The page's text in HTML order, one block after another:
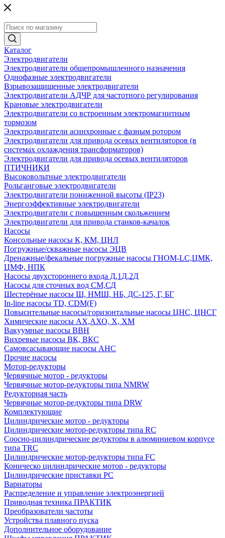
Каталог
Электродвигатели
Электродвигатели общепромышленного назначения
Однофазные электродвигатели
Взрывозащищенные электродвигатели
Электродвигатели АДЧР для частотного регулирования
Крановые электродвигатели
Электродвигатели со встроенным электромагнитным
тормозом
Электродвигатели асинхронные с фазным ротором
Электродвигатели для привода осевых вентиляторов (в
системах охлаждения трансформаторов)
Электродвигатели для привода осевых вентиляторов
ПТИЧНИКИ
Высоковольтные электродвигатели
Рольганговые электродвигатели
Электродвигатели пониженной высоты (IP23)
Энергоэффективные электродвигатели
Электродвигатели с повышенным скольжением
Электродвигатели для привода станков-качалок
Насосы
Консольные насосы К, КМ, ЦНЛ
Погружные/скважные насосы ЭЦВ
Дренажные/фекальные погружные насосы ГНОМ-LC,ЦМК,
ЦМФ, НПК
Насосы двухстороннего входа Д,1Д,2Д
Насосы для сточных вод СМ,СД
Шестерёные насосы Ш, НМШ, НБ, ДС-125, Г, БГ
In-line насосы TD, CDM(F)
Повысительные насосы/горизонтальные насосы ЦНС, ЦНСГ
Химические насосы АХ,АХО, Х, ХМ
Вакуумные насосы ВВН
Вихревые насосы ВК, ВКС
Самовсасывающие насосы АНС
Прочие насосы
Мотор-редукторы
Червячные мотор - редукторы
Червячные мотор-редукторы типа NMRW
Редукторная часть
Червячные мотор-редукторы типа DRW
Комплектующие
Цилиндрические мотор - редукторы
Цилиндрические мотор-редукторы типа RC
Соосно-цилиндрические редукторы в алюминиевом корпусе
типа TRC
Цилиндрические мотор-редукторы типа FC
Коническо цилиндрические мотор - редукторы
Цилиндрические приставки PC
Вариаторы
Распределение и управление электроэнергией
Приводная техника ПРАКТИК
Преобразователи частоты
Устройства плавного пуска
Дополнительное оборудование